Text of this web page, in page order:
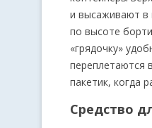
и высаживают в
по высоте
«грядочку»
переплетаются
пакетик, когда
Средство